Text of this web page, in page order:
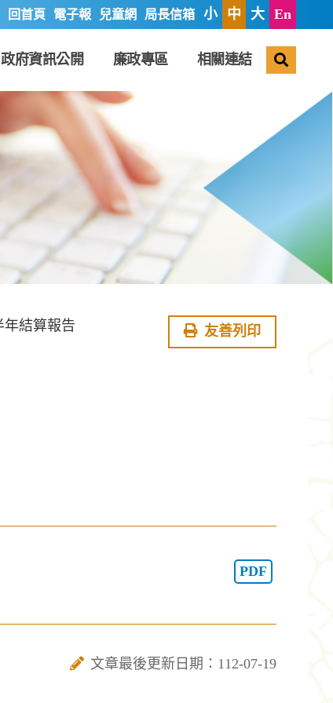
回首頁 電子報 兒童網 局長信箱 小 中 大 En
政府資訊公開 廉政專區 相關連結
年結算報告 友善列印
PDF
文章最後更新日期：112-07-19